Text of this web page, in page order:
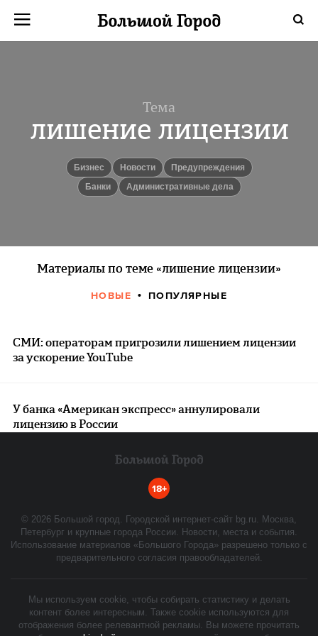
Тема
лишение лицензии
бизнес новости
Предупреждения
банки
административные дела
Материалы по теме «лишение лицензии»
НОВЫЕ ПОПУЛЯРНЫЕ
СМИ: операторам пригрозили лишением лицензии
за ускорение YouTube
У банка «Американ экспресс» аннулировали
лицензию в России
18+
© 2026 Большой город. Городской интернет-сайт bg.ru. Москва,
Петербург и крупные города России. Новости, места и события.
Использование материалов «Большого Города» разрешено только с
предварительного согласия правообладателей.
Мы используем cookie, чтобы собирать статистику и делать
контент более интересным. Также cookie используются для
отображения более релевантной рекламы. Вы можете прочитать